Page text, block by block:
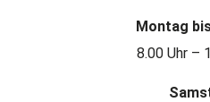
Montag
8.00 Uhr –